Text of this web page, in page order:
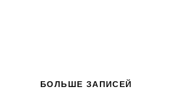
БОЛЬШЕ ЗАПИСЕЙ